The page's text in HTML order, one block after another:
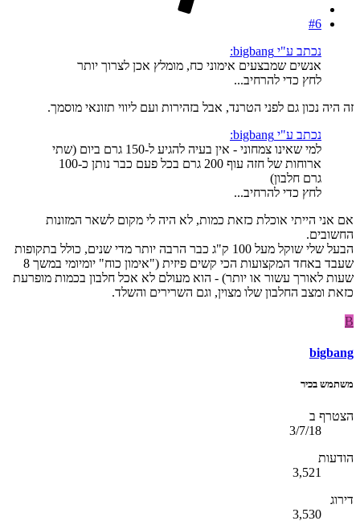
#6
נכתב ע"י bigbang:
אנשים שמבצעים אימוני כח, מומלץ אכן לצרוך יותר
לחץ כדי להרחיב...
זה היה נכון גם לפני הטרנד, אבל בזהירות ועם ליווי תזונאי מוסמך.
נכתב ע"י bigbang:
למי שאינו צמחוני - אין בעיה להגיע ל-150 גרם ביום (שתי
ארוחות של חזה עוף 200 גרם בכל פעם כבר נותן כ-100
גרם חלבון)
לחץ כדי להרחיב...
אם אני הייתי אוכלת כזאת כמות, לא היה לי מקום לשאר המזונות
החשובים.
הבעל שלי שוקל מעל 100 ק"ג כבר הרבה יותר מדי שנים, כולל בתקופות
שעבד באחד המקצועות הכי קשים פיזית ("אימון כוח" יומיומי במשך 8
שעות לאורך עשור או יותר) - הוא מעולם לא אכל חלבון בכמות מופרעת
כזאת ומצב החלבון שלו מצוין, וגם השרירים והשלד.
B
bigbang
משתמש בכיר
הצטרף ב
3/7/18
הודעות
3,521
דירוג
3,530